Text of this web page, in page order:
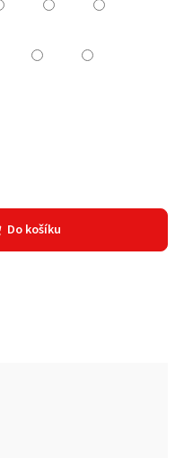
Do košíku